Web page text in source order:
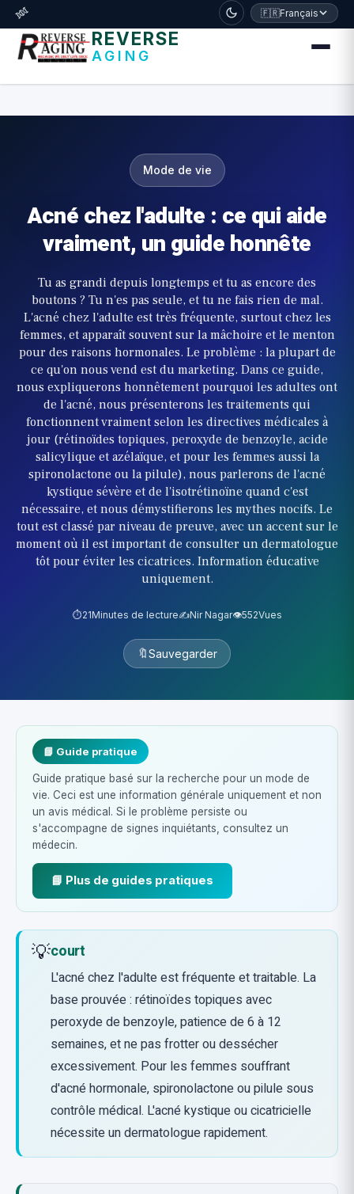
דלג לתוכן הראשי
🧬 🇫🇷Français
REVERSE
AGING
Mode de vie
Acné chez l'adulte : ce qui aide
vraiment, un guide honnête
Tu as grandi depuis longtemps et tu as encore des
boutons ? Tu n'es pas seule, et tu ne fais rien de mal.
L'acné chez l'adulte est très fréquente, surtout chez les
femmes, et apparaît souvent sur la mâchoire et le menton
pour des raisons hormonales. Le problème : la plupart de
ce qu'on nous vend est du marketing. Dans ce guide,
nous expliquerons honnêtement pourquoi les adultes ont
de l'acné, nous présenterons les traitements qui
fonctionnent vraiment selon les directives médicales à
jour (rétinoïdes topiques, peroxyde de benzoyle, acide
salicylique et azélaïque, et pour les femmes aussi la
spironolactone ou la pilule), nous parlerons de l'acné
kystique sévère et de l'isotrétinoïne quand c'est
nécessaire, et nous démystifierons les mythes nocifs. Le
tout est classé par niveau de preuve, avec un accent sur le
moment où il est important de consulter un dermatologue
tôt pour éviter les cicatrices. Information éducative
uniquement.
⏱️21Minutes de lecture✍️Nir Nagar👁️552Vues
🔖Sauvegarder
📘 Guide pratique
Guide pratique basé sur la recherche pour un mode de
vie. Ceci est une information générale uniquement et non
un avis médical. Si le problème persiste ou
s'accompagne de signes inquiétants, consultez un
médecin.
📘 Plus de guides pratiques
💡court
L'acné chez l'adulte est fréquente et traitable. La
base prouvée : rétinoïdes topiques avec
peroxyde de benzoyle, patience de 6 à 12
semaines, et ne pas frotter ou dessécher
excessivement. Pour les femmes souffrant
d'acné hormonale, spironolactone ou pilule sous
contrôle médical. L'acné kystique ou cicatricielle
nécessite un dermatologue rapidement.